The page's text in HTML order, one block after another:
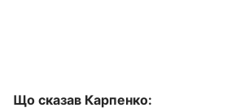
Що сказав Карпенко: